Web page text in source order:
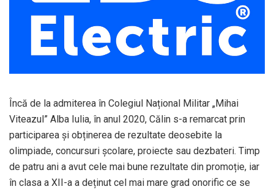
Încă de la admiterea în Colegiul Național Militar „Mihai
Viteazul” Alba Iulia, în anul 2020, Călin s-a remarcat prin
participarea și obținerea de rezultate deosebite la
olimpiade, concursuri școlare, proiecte sau dezbateri. Timp
de patru ani a avut cele mai bune rezultate din promoție, iar
în clasa a XII-a a deținut cel mai mare grad onorific ce se